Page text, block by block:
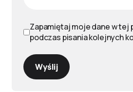
Zapamiętaj moje dane w tej
podczas pisania kolejnych
Wyślij